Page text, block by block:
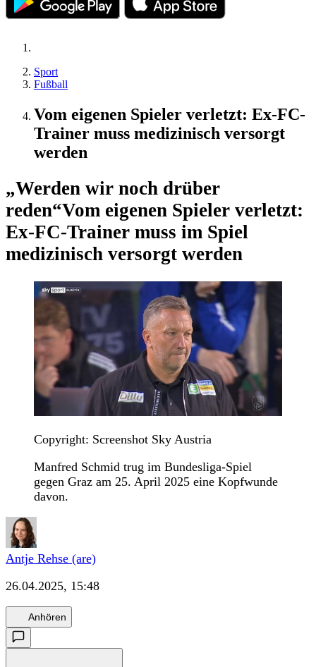
Sport
Fußball
Vom eigenen Spieler verletzt: Ex-FC-
Trainer muss medizinisch versorgt
werden
„Werden wir noch drüber
reden“Vom eigenen Spieler verletzt:
Ex-FC-Trainer muss im Spiel
medizinisch versorgt werden
Copyright: Screenshot Sky Austria
Manfred Schmid trug im Bundesliga-Spiel
gegen Graz am 25. April 2025 eine Kopfwunde
davon.
Antje Rehse (are)
26.04.2025, 15:48
Anhören